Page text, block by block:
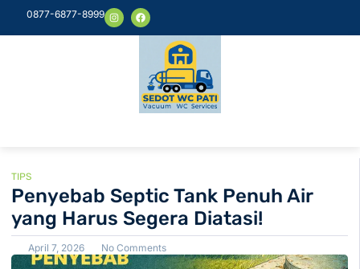
0877-6877-8999
TIPS
Penyebab Septic Tank Penuh Air
yang Harus Segera Diatasi!
April 7, 2026 No Comments